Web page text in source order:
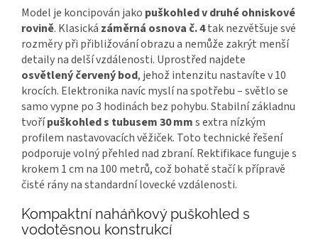
Model je koncipován jako puškohled v druhé ohniskové
rovině. Klasická záměrná osnova č. 4tak nezvětšuje své
rozměry při přibližování obrazu a nemůže zakrýt menší
detaily na delší vzdálenosti. Uprostřed najdete
osvětlený červený bod, jehož intenzitu nastavíte v 10
krocích. Elektronika navíc myslí na spotřebu – světlo se
samo vypne po 3 hodinách bez pohybu. Stabilní základnu
tvořípuškohled s tubusem 30 mms extra nízkým
profilem nastavovacích věžiček. Toto technické řešení
podporuje volný přehled nad zbraní. Rektifikace funguje s
krokem 1 cm na 100 metrů, což bohatě stačí k přípravě
čisté rány na standardní lovecké vzdálenosti.
Kompaktní naháňkový puškohled s
vodotěsnou konstrukcí